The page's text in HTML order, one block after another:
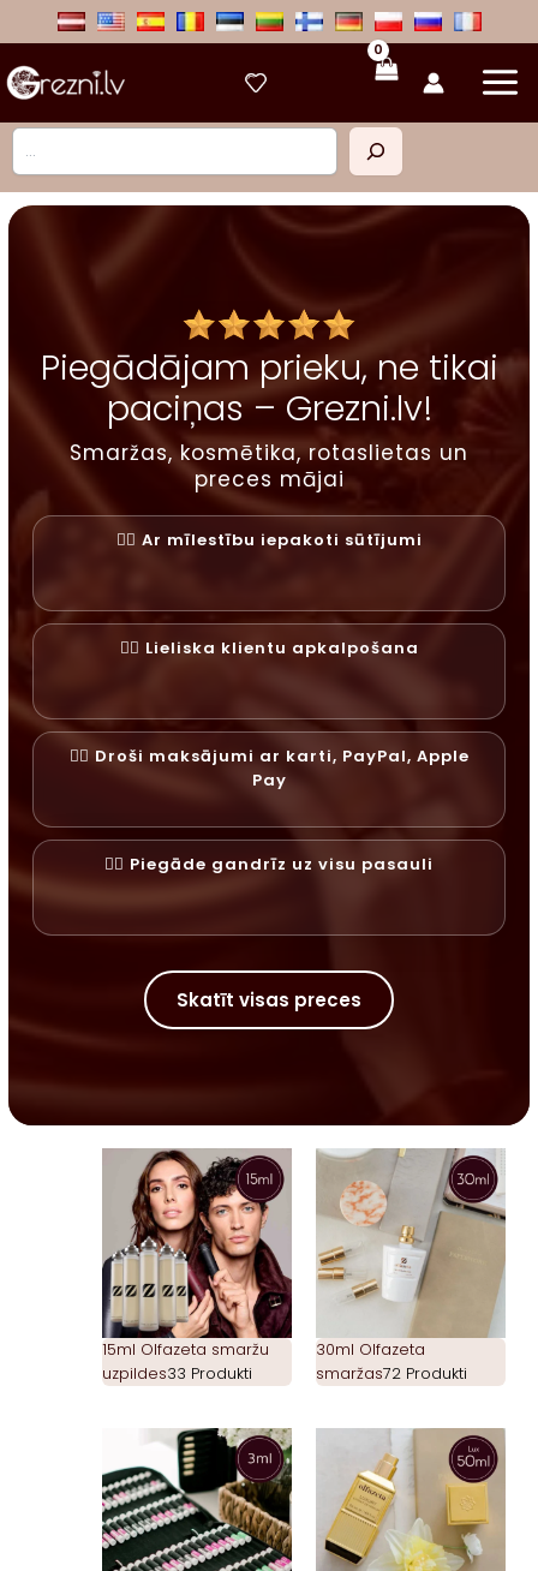
Meklēt
Piegādājam prieku, ne tikai
paciņas – Grezni.lv!
Smaržas, kosmētika, rotaslietas un
preces mājai
✓⃝ Ar mīlestību iepakoti sūtījumi
✓⃝ Lieliska klientu apkalpošana
✓⃝ Droši maksājumi ar karti, PayPal, Apple
Pay
✓⃝ Piegāde gandrīz uz visu pasauli
Skatīt visas preces
15ml Olfazeta smaržu
uzpildes33 Produkti
30ml Olfazeta
smaržas72 Produkti